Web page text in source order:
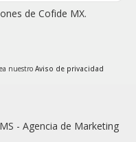
de Cofide MX.
nuestro Aviso de privacidad
- Agencia de Marketing